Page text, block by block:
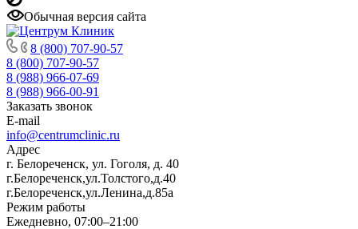
Обычная версия сайта
8 (800) 707-90-57
8 (800) 707-90-57
8 (988) 966-07-69
8 (988) 966-00-91
Заказать звонок
E-mail
info@centrumclinic.ru
Адрес
г. Белореченск, ул. Гоголя, д. 40
г.Белореченск,ул.Толстого,д.40
г.Белореченск,ул.Ленина,д.85а
Режим работы
Ежедневно, 07:00–21:00